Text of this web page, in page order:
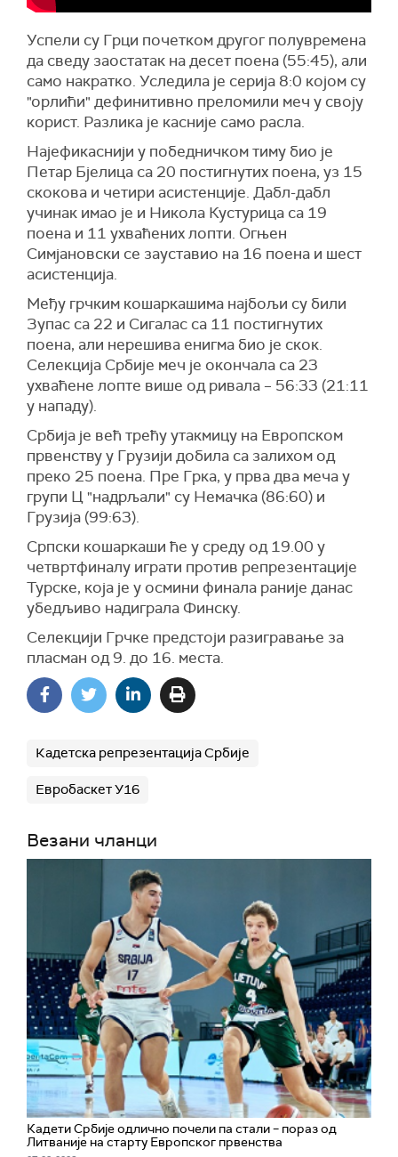
Успели су Грци почетком другог полувремена
да сведу заостатак на десет поена (55:45), али
само накратко. Уследила је серија 8:0 којом су
"орлићи" дефинитивно преломили меч у своју
корист. Разлика је касније само расла.
Најефикаснији у победничком тиму био је
Петар Бјелица са 20 постигнутих поена, уз 15
скокова и четири асистенције. Дабл-дабл
учинак имао је и Никола Кустурица са 19
поена и 11 ухваћених лопти. Огњен
Симјановски се зауставио на 16 поена и шест
асистенција.
Међу грчким кошаркашима најбољи су били
Зупас са 22 и Сигалас са 11 постигнутих
поена, али нерешива енигма био је скок.
Селекција Србије меч је окончала са 23
ухваћене лопте више од ривала – 56:33 (21:11
у нападу).
Србија је већ трећу утакмицу на Европском
првенству у Грузији добила са залихом од
преко 25 поена. Пре Грка, у прва два меча у
групи Ц "надрљали" су Немачка (86:60) и
Грузија (99:63).
Српски кошаркаши ће у среду од 19.00 у
четвртфиналу играти против репрезентације
Турске, која је у осмини финала раније данас
убедљиво надиграла Финску.
Селекцији Грчке предстоји разигравање за
пласман од 9. до 16. места.
Кадетска репрезентација Србије
Евробаскет У16
Везани чланци
Кадети Србије одлично почели па стали – пораз од
Литваније на старту Европског првенства